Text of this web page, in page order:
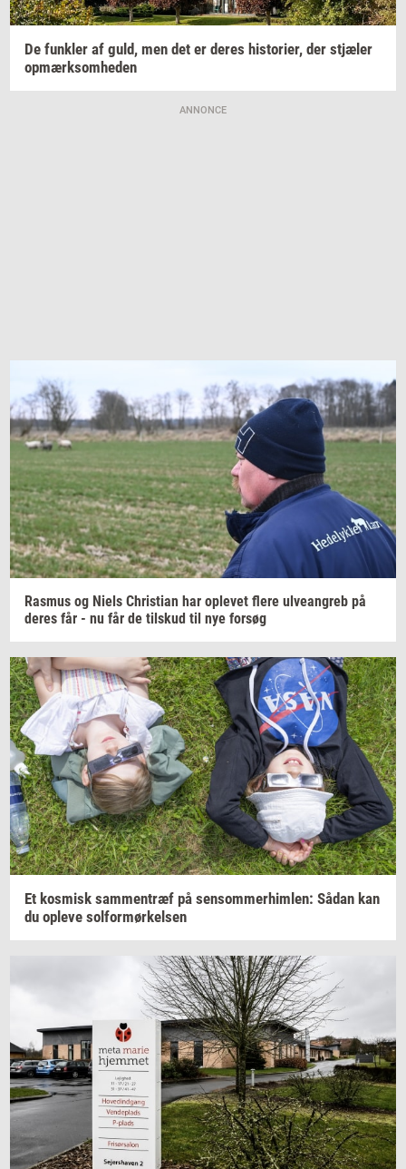
De funk­ler af guld, men det er deres hi­sto­ri­er, der stjæ­ler
op­mærk­som­he­den
ANNONCE
Ras­mus og Niels Chri­sti­an har op­le­vet flere ul­ve­an­greb på
deres får - nu får de til­skud til nye for­søg
Et kos­misk sam­men­træf på sen­som­mer­him­len: Sådan kan
du op­le­ve sol­for­mør­kel­sen